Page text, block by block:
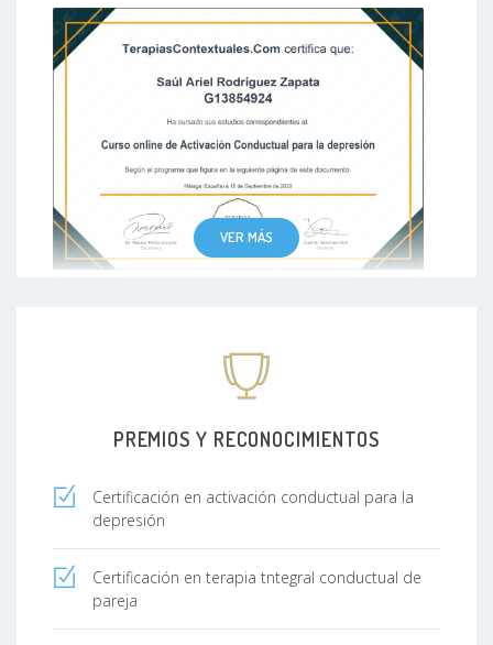
VER MÁS
PREMIOS Y RECONOCIMIENTOS
Certificación en activación conductual para la
depresión
Certificación en terapia tntegral conductual de
pareja